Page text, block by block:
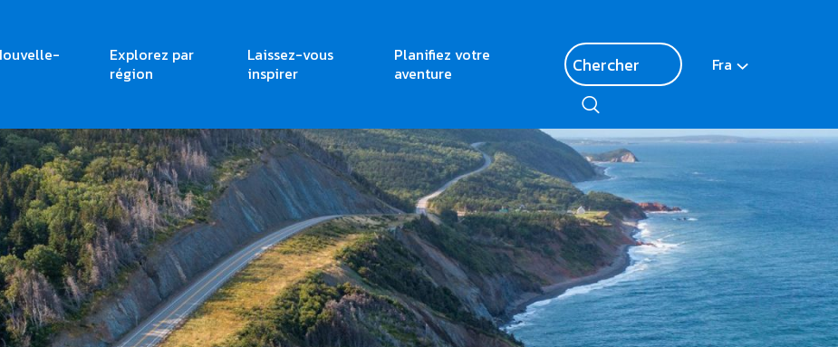
Explorez par
région
Laissez-vous
inspirer
Planifiez votre
aventure
Fra